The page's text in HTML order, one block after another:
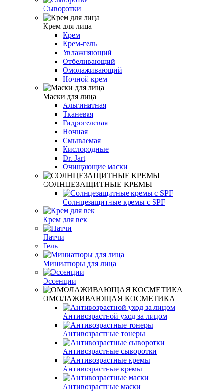
Сыворотки
Крем для лица
Крем
Крем-гель
Увлажняющий
Отбеливающий
Омолаживающий
Ночной крем
Маски для лица
Альгинатная
Тканевая
Гидрогелевая
Ночная
Смываемая
Кислородные
Dr. Jart
Очищающие маски
СОЛНЦЕЗАЩИТНЫЕ КРЕМЫ
Солнцезащитные кремы c SPF
Крем для век
Патчи
Гель
Миниатюры для лица
Эссенции
ОМОЛАЖИВАЮЩАЯ КОСМЕТИКА
Антивозрастной уход за лицом
Антивозрастные тонеры
Антивозрастные сыворотки
Антивозрастные кремы
Антивозрастные маски